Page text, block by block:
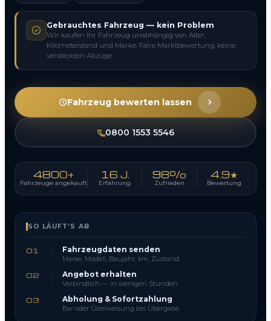
Gebrauchtes Fahrzeug — kein Problem
Wir kaufen Ihr Fahrzeug unabhängig von Alter,
Kilometerstand und Marke. Faire Marktbewertung, keine
versteckten Abzüge.
Fahrzeug bewerten lassen
0800 1553 5546
4800+
Fahrzeuge angekauft
16 J.
Erfahrung
98%
Zufrieden
4.9★
Bewertung
SO LÄUFT’S AB
01 Fahrzeugdaten senden
Marke, Modell, Baujahr, km, Zustand
02 Angebot erhalten
Verbindlich — in wenigen Stunden
03 Abholung & Sofortzahlung
Bar oder Überweisung bei Übergabe